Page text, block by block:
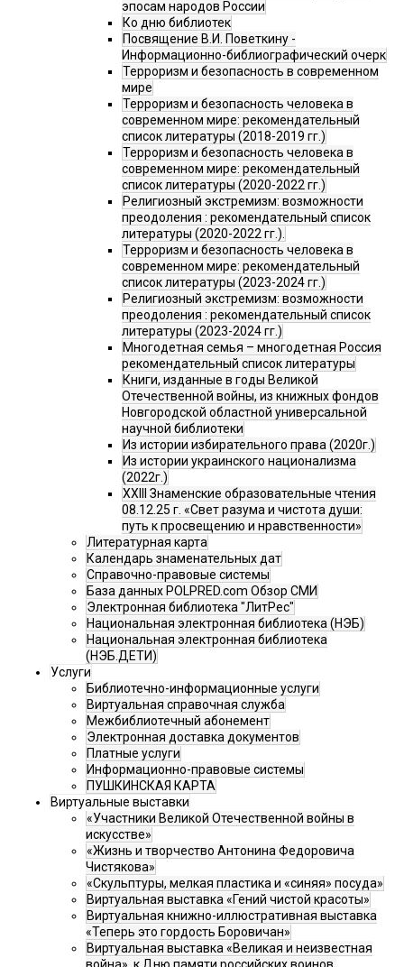
эпосам народов России
Ко дню библиотек
Посвящение В.И. Поветкину -
Информационно-библиографический очерк
Терроризм и безопасность в современном
мире
Терроризм и безопасность человека в
современном мире: рекомендательный
список литературы (2018-2019 гг.)
Терроризм и безопасность человека в
современном мире: рекомендательный
список литературы (2020-2022 гг.)
Религиозный экстремизм: возможности
преодоления : рекомендательный список
литературы (2020-2022 гг.).
Терроризм и безопасность человека в
современном мире: рекомендательный
список литературы (2023-2024 гг.)
Религиозный экстремизм: возможности
преодоления : рекомендательный список
литературы (2023-2024 гг.)
Многодетная семья – многодетная Россия
рекомендательный список литературы
Книги, изданные в годы Великой
Отечественной войны, из книжных фондов
Новгородской областной универсальной
научной библиотеки
Из истории избирательного права (2020г.)
Из истории украинского национализма
(2022г.)
XXIII Знаменские образовательные чтения
08.12.25 г. «Свет разума и чистота души:
путь к просвещению и нравственности»
Литературная карта
Календарь знаменательных дат
Справочно-правовые системы
База данных POLPRED.com Обзор СМИ
Электронная библиотека "ЛитРес"
Национальная электронная библиотека (НЭБ)
Национальная электронная библиотека
(НЭБ.ДЕТИ)
Услуги
Библиотечно-информационные услуги
Виртуальная справочная служба
Межбиблиотечный абонемент
Электронная доставка документов
Платные услуги
Информационно-правовые системы
ПУШКИНСКАЯ КАРТА
Виртуальные выставки
«Участники Великой Отечественной войны в
искусстве»
«Жизнь и творчество Антонина Федоровича
Чистякова»
«Скульптуры, мелкая пластика и «синяя» посуда»
Виртуальная выставка «Гений чистой красоты»
Виртуальная книжно-иллюстративная выставка
«Теперь это гордость Боровичан»
Виртуальная выставка «Великая и неизвестная